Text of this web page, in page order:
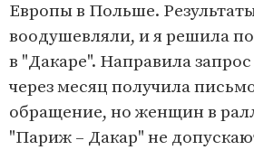
Европы в Польше.
воодушевляли, и я решила
в "Дакаре". Направила
через месяц получила
обращение, но женщин в
"Париж – Дакар" не